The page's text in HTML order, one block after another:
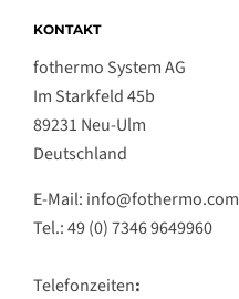
KONTAKT
fothermo System AG
Im Starkfeld 45b
89231 Neu-Ulm
Deutschland
E-Mail: info@fothermo.com
Tel.: 49 (0) 7346 9649960
Telefonzeiten: